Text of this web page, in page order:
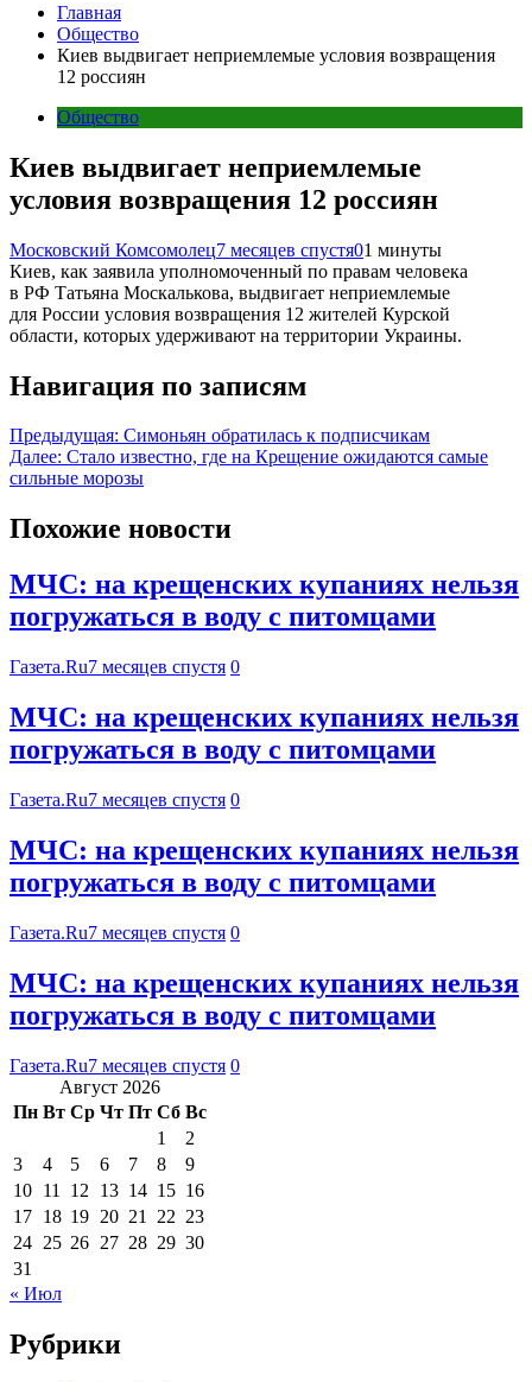
Главная
Общество
Киев выдвигает неприемлемые условия возвращения
12 россиян
Общество
Киев выдвигает неприемлемые
условия возвращения 12 россиян
Московский Комсомолец7 месяцев спустя01 минуты
Киев, как заявила уполномоченный по правам человека
в РФ Татьяна Москалькова, выдвигает неприемлемые
для России условия возвращения 12 жителей Курской
области, которых удерживают на территории Украины.
Навигация по записям
Предыдущая: Симоньян обратилась к подписчикам
Далее: Стало известно, где на Крещение ожидаются самые
сильные морозы
Похожие новости
МЧС: на крещенских купаниях нельзя
погружаться в воду с питомцами
Газета.Ru7 месяцев спустя 0
МЧС: на крещенских купаниях нельзя
погружаться в воду с питомцами
Газета.Ru7 месяцев спустя 0
МЧС: на крещенских купаниях нельзя
погружаться в воду с питомцами
Газета.Ru7 месяцев спустя 0
МЧС: на крещенских купаниях нельзя
погружаться в воду с питомцами
Газета.Ru7 месяцев спустя 0
Август 2026
Пн Вт Ср Чт Пт Сб Вс
1
2
3
4 5 6 7 8
9
10 11 12 13 14 15 16
17 18 19 20 21 22 23
24 25 26 27 28 29 30
31
« Июл
Рубрики